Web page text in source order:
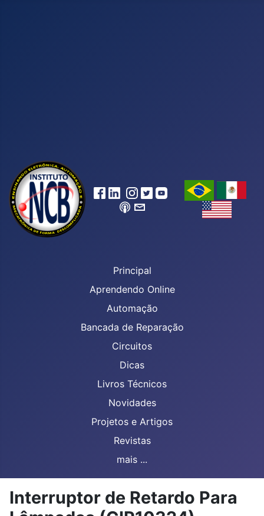
Principal
Aprendendo Online
Automação
Bancada de Reparação
Circuitos
Dicas
Livros Técnicos
Novidades
Projetos e Artigos
Revistas
mais ...
Interruptor de Retardo Para